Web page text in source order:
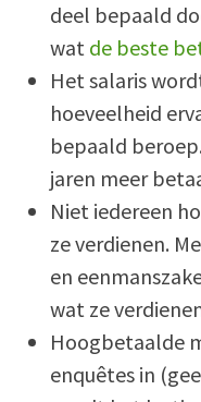
deel bepaald
wat de beste
Het salaris
hoeveelheid
bepaald
jaren meer
Niet iedereen
ze verdienen.
en
wat ze
Hoogbetaalde
enquêtes in